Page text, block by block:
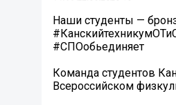
Наши студенты —
#СПОобьединяет
Команда студентов
Всероссийском